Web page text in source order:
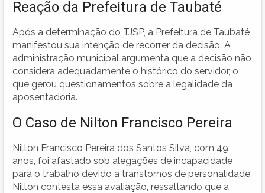
Reação da Prefeitura de Taubaté
Após a determinação do TJSP, a Prefeitura de Taubaté
manifestou sua intenção de recorrer da decisão. A
administração municipal argumenta que a decisão não
considera adequadamente o histórico do servidor, o
que gerou questionamentos sobre a legalidade da
aposentadoria.
O Caso de Nilton Francisco Pereira
Nilton Francisco Pereira dos Santos Silva, com 49
anos, foi afastado sob alegações de incapacidade
para o trabalho devido a transtornos de personalidade.
Nilton contesta essa avaliação, ressaltando que a